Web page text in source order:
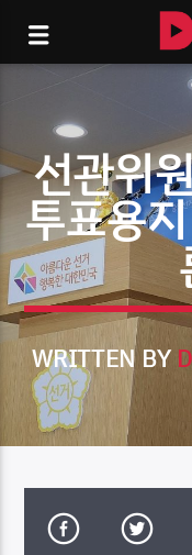
CURRENT TRACK
TITLE
선관위
투표용
WRITTEN BY